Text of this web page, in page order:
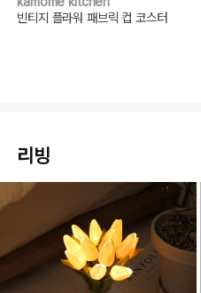
빈티지 플라워 패브릭 컵 코스터
리빙